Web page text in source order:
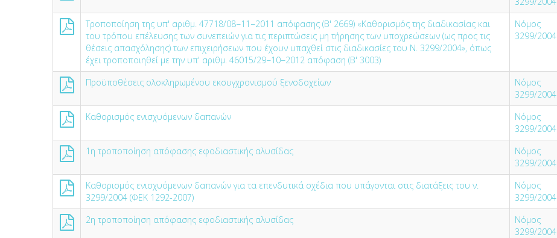
Τροποποίηση της υπ' αριθμ. 47718/08−11−2011 απόφασης (Β' 2669) «Καθορισμός της διαδικασίας και
του τρόπου επέλευσης των συνεπειών για τις περιπτώσεις μη τήρησης των υποχρεώσεων (ως προς τις
θέσεις απασχόλησης) των επιχειρήσεων που έχουν υπαχθεί στις διαδικασίες του Ν. 3299/2004», όπως
έχει τροποποιηθεί με την υπ' αριθμ. 46015/29−10−2012 απόφαση (Β' 3003)
Νόμος
3299/2004
Προϋποθέσεις ολοκληρωμένου εκσυγχρονισμού ξενοδοχείων
Νόμος
3299/2004
Καθορισμός ενισχυόμενων δαπανών
Νόμος
3299/2004
1η τροποποίηση απόφασης εφοδιαστικής αλυσίδας
Νόμος
3299/2004
Καθορισμός ενισχυόμενων δαπανών για τα επενδυτικά σχέδια που υπάγονται στις διατάξεις του ν.
3299/2004 (ΦΕΚ 1292-2007)
Νόμος
3299/2004
2η τροποποίηση απόφασης εφοδιαστικής αλυσίδας
Νόμος
3299/2004